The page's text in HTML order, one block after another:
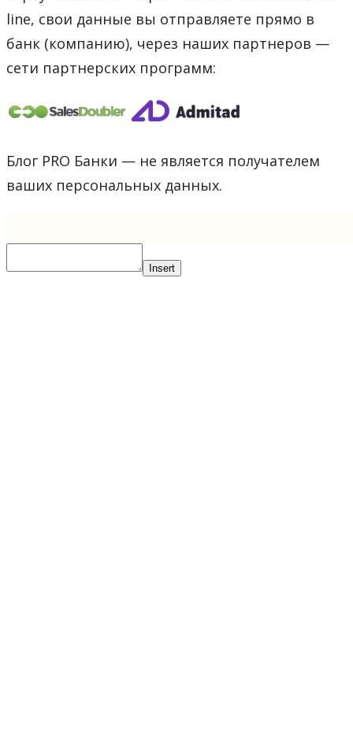
line, свои данные вы отправляете прямо в
банк (компанию), через наших партнеров —
сети партнерских программ:
Блог PRO Банки — не является получателем
ваших персональных данных.
Insert